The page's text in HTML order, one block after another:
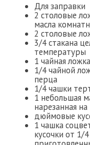
Для заправки
2 столовые
масла
2 столовые
3/4 стакана
температуры
1 чайная
1/4 чайной
перца
1/4 чашки
1 небольшая
нарезанная
дюймовые
1 чашка
кусочки от